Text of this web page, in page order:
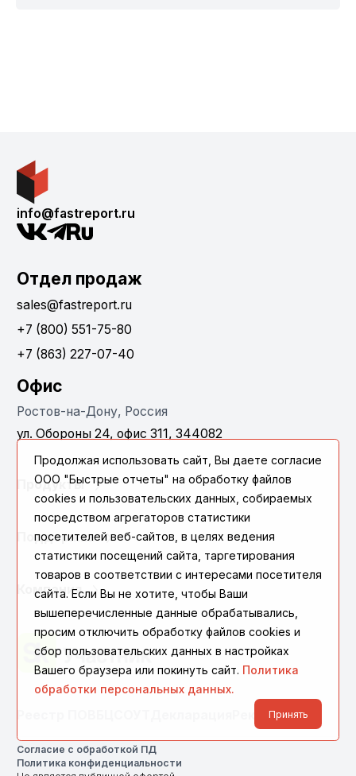
info@fastreport.ru
Отдел продаж
sales@fastreport.ru
+7 (800) 551-75-80
+7 (863) 227-07-40
Офис
Ростов-на-Дону, Россия
ул. Обороны 24, офис 311, 344082
Продукты
Поддержка
Компания
Реквизиты
Согласие с обработкой ПД
Политика конфиденциальности
Продолжая использовать сайт, Вы даете согласие
ООО "Быстрые отчеты" на обработку файлов
cookies и пользовательских данных, собираемых
посредством агрегаторов статистики
посетителей веб-сайтов, в целях ведения
статистики посещений сайта, таргетирования
товаров в соответствии с интересами посетителя
сайта. Если Вы не хотите, чтобы Ваши
вышеперечисленные данные обрабатывались,
просим отключить обработку файлов cookies и
сбор пользовательских данных в настройках
Вашего браузера или покинуть сайт. Политика
обработки персональных данных.
Принять